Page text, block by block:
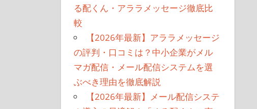
る配くん・アララメッセージ徹底比
較
【2026年最新】アララメッセージ
の評判・口コミは？中小企業がメル
マガ配信・メール配信システムを選
ぶべき理由を徹底解説
【2026年最新】メール配信システ